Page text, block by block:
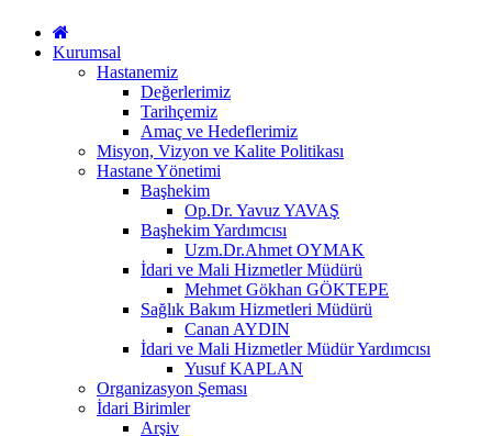
Kurumsal
Hastanemiz
Değerlerimiz
Tarihçemiz
Amaç ve Hedeflerimiz
Misyon, Vizyon ve Kalite Politikası
Hastane Yönetimi
Başhekim
Op.Dr. Yavuz YAVAŞ
Başhekim Yardımcısı
Uzm.Dr.Ahmet OYMAK
İdari ve Mali Hizmetler Müdürü
Mehmet Gökhan GÖKTEPE
Sağlık Bakım Hizmetleri Müdürü
Canan AYDIN
İdari ve Mali Hizmetler Müdür Yardımcısı
Yusuf KAPLAN
Organizasyon Şeması
İdari Birimler
Arşiv